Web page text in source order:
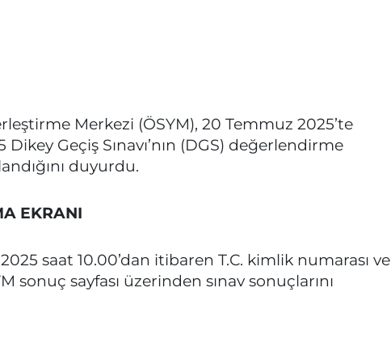
Merkezi (ÖSYM), 20 Temmuz 2025’te
Geçiş Sınavı’nın (DGS) değerlendirme
duyurdu.
EKRANI
saat 10.00’dan itibaren T.C. kimlik numarası ve
sonuç sayfası üzerinden sınav sonuçlarını